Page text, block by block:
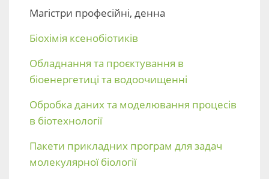
Магістри професійні, денна
Біохімія ксенобіотиків
Обладнання та проєктування в
біоенергетиці та водоочищенні
Обробка даних та моделювання процесів
в біотехнології
Пакети прикладних програм для задач
молекулярної біології